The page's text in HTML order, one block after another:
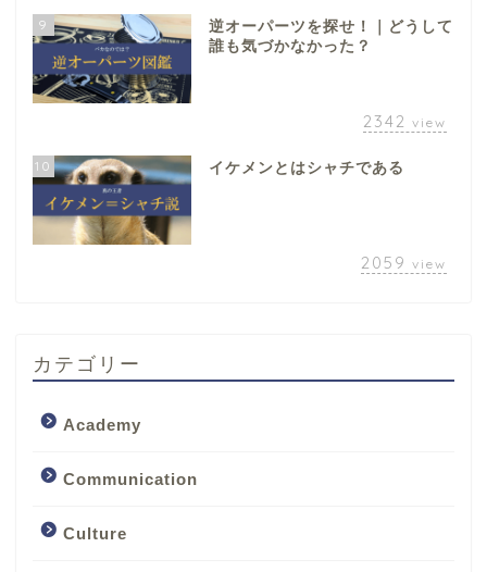
9
逆オーパーツを探せ！｜どうして
誰も気づかなかった？
2342 view
10 イケメンとはシャチである
2059 view
カテゴリー
Academy
Communication
Culture